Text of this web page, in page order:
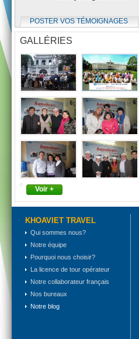
POSTER VOS TÉMOIGNAGES
GALLÉRIES
Voir +
KHOAVIET TRAVEL
Qui sommes nous?
Notre équipe
Pourquoi nous choisir?
La licence de tour opérateur
Notre collaborateur français
Nos bureaux
Notre blog